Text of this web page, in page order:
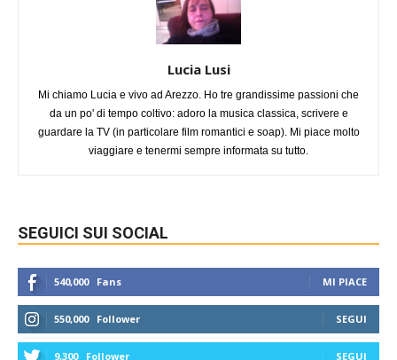
Lucia Lusi
Mi chiamo Lucia e vivo ad Arezzo. Ho tre grandissime passioni che
da un po' di tempo coltivo: adoro la musica classica, scrivere e
guardare la TV (in particolare film romantici e soap). Mi piace molto
viaggiare e tenermi sempre informata su tutto.
SEGUICI SUI SOCIAL
540,000 Fans MI PIACE
550,000 Follower SEGUI
9,300 Follower SEGUI